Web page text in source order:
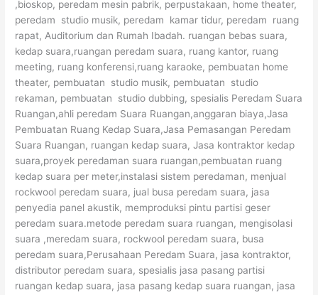
,bioskop, peredam mesin pabrik, perpustakaan, home theater,
peredam studio musik, peredam kamar tidur, peredam ruang
rapat, Auditorium dan Rumah Ibadah. ruangan bebas suara,
kedap suara,ruangan peredam suara, ruang kantor, ruang
meeting, ruang konferensi,ruang karaoke, pembuatan home
theater, pembuatan studio musik, pembuatan studio
rekaman, pembuatan studio dubbing, spesialis Peredam Suara
Ruangan,ahli peredam Suara Ruangan,anggaran biaya,Jasa
Pembuatan Ruang Kedap Suara,Jasa Pemasangan Peredam
Suara Ruangan, ruangan kedap suara, Jasa kontraktor kedap
suara,proyek peredaman suara ruangan,pembuatan ruang
kedap suara per meter,instalasi sistem peredaman, menjual
rockwool peredam suara, jual busa peredam suara, jasa
penyedia panel akustik, memproduksi pintu partisi geser
peredam suara.metode peredam suara ruangan, mengisolasi
suara ,meredam suara, rockwool peredam suara, busa
peredam suara,Perusahaan Peredam Suara, jasa kontraktor,
distributor peredam suara, spesialis jasa pasang partisi
ruangan kedap suara, jasa pasang kedap suara ruangan, jasa